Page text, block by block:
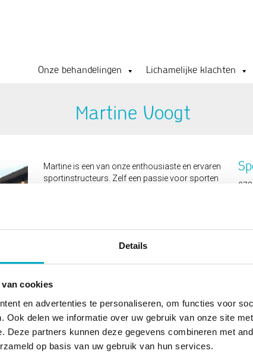
Details
cookies
en advertenties te personaliseren, om functies voor
Ook delen we informatie over uw gebruik van onze site
Deze partners kunnen deze gegevens combineren met
op basis van uw gebruik van hun services.
Onze behandelingen Lichamelijke klachten
Martine Voogt
Martine is een van onze enthousiaste en ervaren
sportinstructeurs. Zelf een passie voor sporten